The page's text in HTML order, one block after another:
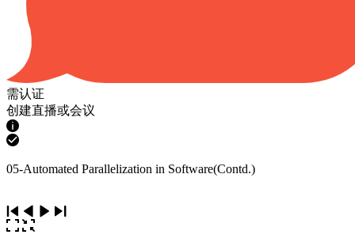
需认证
创建直播或会议
05-Automated Parallelization in Software(Contd.)